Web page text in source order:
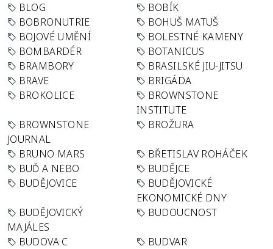
BLOG
BOBÍK
BOBRONUTRIE
BOHUŠ MATUŠ
BOJOVÉ UMĚNÍ
BOLESTNÉ KAMENY
BOMBARDÉR
BOTANICUS
BRAMBORY
BRASILSKÉ JIU-JITSU
BRAVE
BRIGÁDA
BROKOLICE
BROWNSTONE
INSTITUTE
BROWNSTONE
JOURNAL
BROŽURA
BRUNO MARS
BŘETISLAV ROHÁČEK
BUĎ A NEBO
BUDĚJCE
BUDĚJOVICE
BUDĚJOVICKÉ
EKONOMICKÉ DNY
BUDĚJOVICKÝ
MAJÁLES
BUDOUCNOST
BUDOVA C
BUDVAR